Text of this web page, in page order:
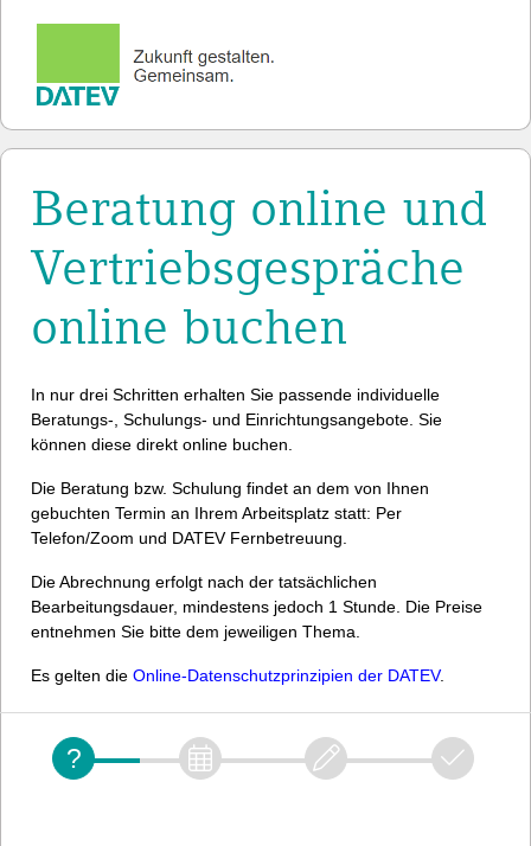
Beratung online und
Vertriebsgespräche
online buchen
In nur drei Schritten erhalten Sie passende individuelle
Beratungs-, Schulungs- und Einrichtungsangebote. Sie
können diese direkt online buchen.
Die Beratung bzw. Schulung findet an dem von Ihnen
gebuchten Termin an Ihrem Arbeitsplatz statt: Per
Telefon/Zoom und DATEV Fernbetreuung.
Die Abrechnung erfolgt nach der tatsächlichen
Bearbeitungsdauer, mindestens jedoch 1 Stunde. Die Preise
entnehmen Sie bitte dem jeweiligen Thema.
Es gelten die Online-Datenschutzprinzipien der DATEV.